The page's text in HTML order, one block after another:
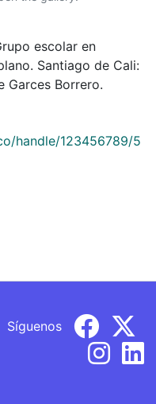
escolar en
Santiago de Cali:
Garces Borrero.
handle/123456789/5
Síguenos